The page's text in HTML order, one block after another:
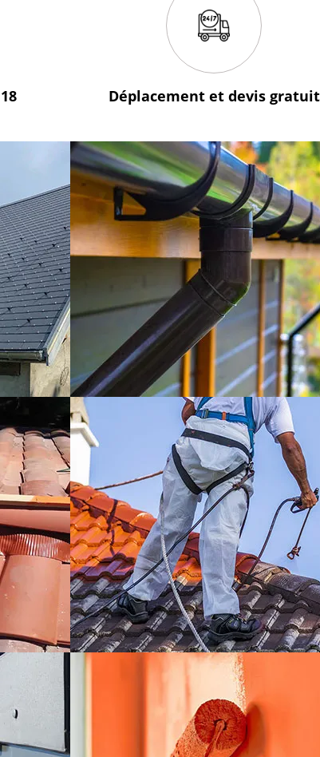
Déplacement et devis gratuit